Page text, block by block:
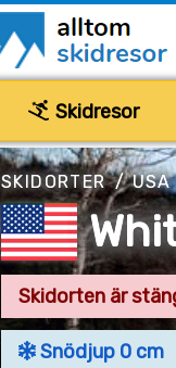
Skidresor
SKIDORTER/USA
Skidorten är
Snödjup 0 cm